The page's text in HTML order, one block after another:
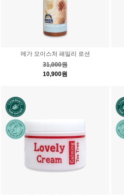
메가 모이스처 패밀리 로션
31,000원
10,900원